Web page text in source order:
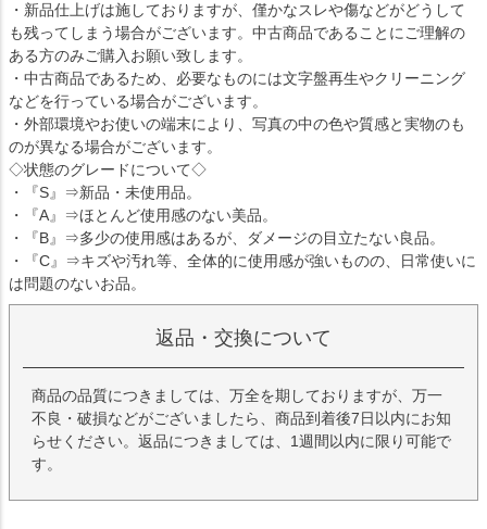
・新品仕上げは施しておりますが、僅かなスレや傷などがどうして
も残ってしまう場合がございます。中古商品であることにご理解の
ある方のみご購入お願い致します。
・中古商品であるため、必要なものには文字盤再生やクリーニング
などを行っている場合がございます。
・外部環境やお使いの端末により、写真の中の色や質感と実物のも
のが異なる場合がございます。
◇状態のグレードについて◇
・『S』⇒新品・未使用品。
・『A』⇒ほとんど使用感のない美品。
・『B』⇒多少の使用感はあるが、ダメージの目立たない良品。
・『C』⇒キズや汚れ等、全体的に使用感が強いものの、日常使いに
は問題のないお品。
返品・交換について
商品の品質につきましては、万全を期しておりますが、万一
不良・破損などがございましたら、商品到着後7日以内にお知
らせください。返品につきましては、1週間以内に限り可能で
す。